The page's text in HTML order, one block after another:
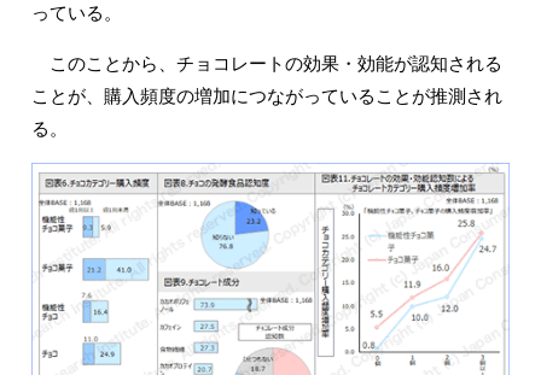
っている。
このことから、チョコレートの効果・効能が認知される
ことが、購入頻度の増加につながっていることが推測され
る。